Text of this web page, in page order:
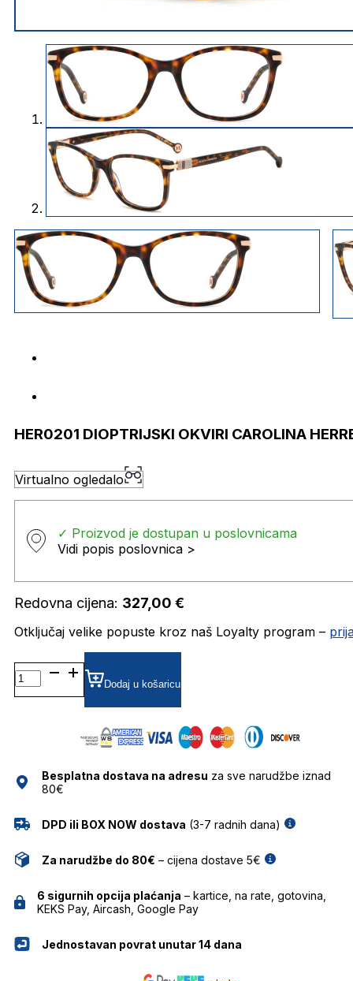
HER0201 DIOPTRIJSKI OKVIRI CAROLINA
Virtualno ogledalo
✓ Proizvod je dostupan u poslovnicama
Vidi popis poslovnica >
Redovna cijena: 327,00 €
Otključaj velike popuste kroz naš Loyalty program –
HER0201 DIOPTRIJSKI
OKVIRI
CAROLINA
Dodaj u košaricu
Besplatna dostava na adresu za sve narudžbe iznad
80€
DPD ili BOX NOW dostava (3-7 radnih dana)
Za narudžbe do 80€ – cijena dostave 5€
6 sigurnih opcija plaćanja – kartice, na rate, gotovina,
KEKS Pay, Aircash, Google Pay
Jednostavan povrat unutar 14 dana